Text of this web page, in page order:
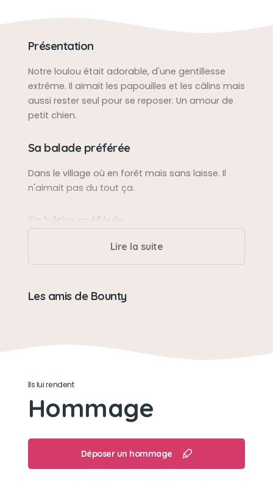
Présentation
Notre loulou était adorable, d'une gentillesse
extrême. Il aimait les papouilles et les câlins mais
aussi rester seul pour se reposer. Un amour de
petit chien.
Sa balade préférée
Dans le village où en forêt mais sans laisse. Il
n'aimait pas du tout ça.
Sa bêtise préférée
Faire pipi sur le tapis de l'entrée.
Très sociable et énormément gentil.
Lire la suite
Les amis de Bounty
Ils lui rendent
Hommage
Déposer un hommage